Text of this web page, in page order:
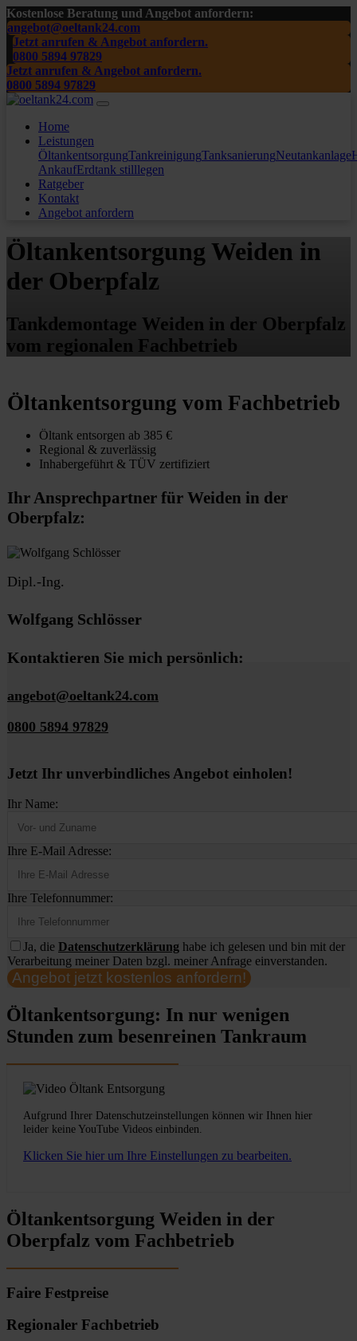
Kostenlose Beratung und Angebot anfordern:
angebot@oeltank24.com
Jetzt anrufen & Angebot anfordern.
0800 5894 97829
Jetzt anrufen & Angebot anfordern.
0800 5894 97829
Home
Leistungen
ÖltankentsorgungTankreinigungTanksanierungNeutankanlage
AnkaufErdtank stilllegen
Ratgeber
Kontakt
Angebot anfordern
Öltankentsorgung Weiden in
der Oberpfalz
Tankdemontage Weiden in der Oberpfalz
vom regionalen Fachbetrieb
Öltankentsorgung vom Fachbetrieb
Öltank entsorgen ab 385 €
Regional & zuverlässig
Inhabergeführt & TÜV zertifiziert
Ihr Ansprechpartner für Weiden in der
Oberpfalz:
Dipl.-Ing.
Wolfgang Schlösser
Kontaktieren Sie mich persönlich:
angebot@oeltank24.com
0800 5894 97829
Jetzt Ihr unverbindliches Angebot einholen!
Ihr Name:
Ihre E-Mail Adresse:
Ihre Telefonnummer:
Ja, die Datenschutzerklärung habe ich gelesen und bin mit der
Verarbeitung meiner Daten bzgl. meiner Anfrage einverstanden.
Angebot jetzt kostenlos anfordern!
Öltankentsorgung: In nur wenigen
Stunden zum besenreinen Tankraum
Aufgrund Ihrer Datenschutzeinstellungen können wir Ihnen hier
leider keine YouTube Videos einbinden.
Klicken Sie hier um Ihre Einstellungen zu bearbeiten.
Öltankentsorgung Weiden in der
Oberpfalz vom Fachbetrieb
Faire Festpreise
Regionaler Fachbetrieb